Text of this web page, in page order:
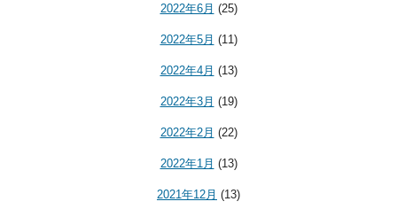
2022年6月 (25)
2022年5月 (11)
2022年4月 (13)
2022年3月 (19)
2022年2月 (22)
2022年1月 (13)
2021年12月 (13)